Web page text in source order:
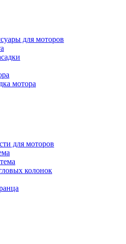
для моторов
мотора
для моторов
колонок